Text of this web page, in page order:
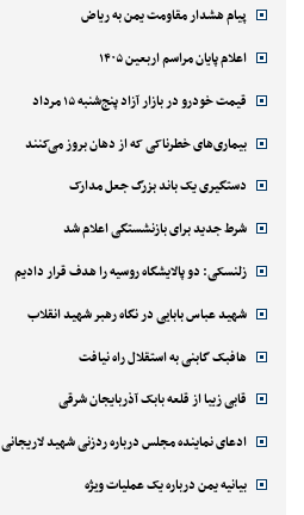
پیام هشدار مقاومت یمن به ریاض
اعلام پایان مراسم اربعین ۱۴۰۵
قیمت خودرو در بازار آزاد پنج‌شنبه ۱۵ مرداد
بیماری‌های خطرناکی که از دهان بروز می‌کنند
دستگیری یک باند بزرگ جعل مدارک
شرط جدید برای بازنشستگی اعلام شد
زلنسکی: دو پالایشگاه روسیه را هدف قرار دادیم
شهید عباس بابایی در نگاه رهبر شهید انقلاب
هافبک گابنی به استقلال راه نیافت
قابی زیبا از قلعه بابک آذربایجان شرقی
ادعای نماینده مجلس درباره ردزنی شهید لاریجانی
بیانیه یمن درباره یک عملیات ویژه